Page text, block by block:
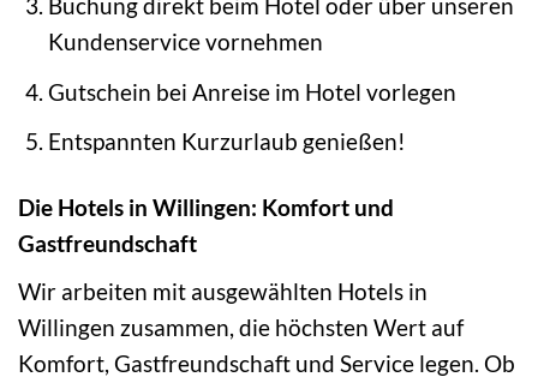
Kundenservice vornehmen
Gutschein bei Anreise im Hotel vorlegen
Entspannten Kurzurlaub genießen!
Die Hotels in Willingen: Komfort und
Gastfreundschaft
Wir arbeiten mit ausgewählten Hotels in
Willingen zusammen, die höchsten Wert auf
Komfort, Gastfreundschaft und Service legen. Ob